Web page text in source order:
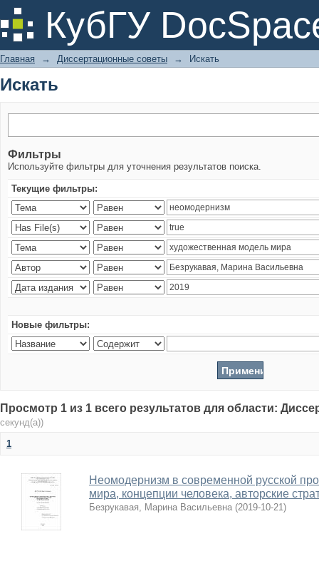
КубГУ
Искать
Главная → Диссертационные советы → Искать
Искать
Фильтры
Используйте фильтры для уточнения результатов поиска.
Текущие фильтры:
Новые фильтры:
Просмотр 1 из 1 всего результатов для области:
секунд(а))
1
Неомодернизм в современной русской
мира, концепции человека, авторские
Безрукавая, Марина Васильевна (2019-10-21)